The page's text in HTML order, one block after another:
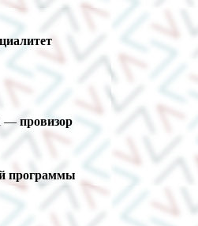
—провизор
программы